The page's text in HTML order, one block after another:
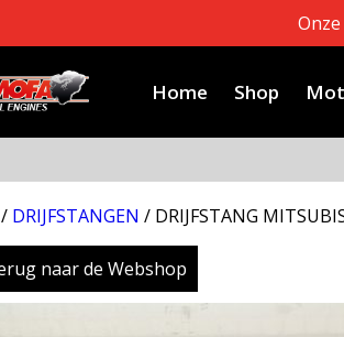
Home Shop
/ DRIJFSTANGEN / DRIJFSTANG
naar de Webshop